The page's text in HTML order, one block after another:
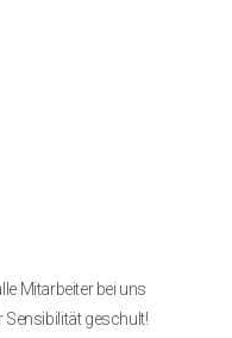
Mitarbeiter bei uns
Sensibilität geschult!